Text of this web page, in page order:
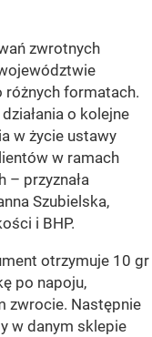
zwrotnych
różnych formatach.
o kolejne
w życie ustawy
w ramach
– przyznała
Szubielska,
i BHP.
otrzymuje 10 gr
po napoju,
zwrocie. Następnie
w danym sklepie